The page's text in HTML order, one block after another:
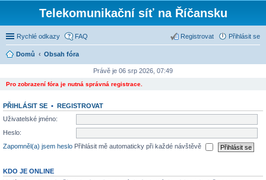
Telekomunikační síť na Říčansku
Rychlé odkazy FAQ Přihlásit se
Registrovat
Domů Obsah fóra
Právě je 06 srp 2026, 07:49
Pro zobrazení fóra je nutná správná registrace.
PŘIHLÁSIT SE • REGISTROVAT
Uživatelské jméno:
Heslo:
Zapomněl(a) jsem heslo Přihlásit mě automaticky při každé návštěvě
KDO JE ONLINE